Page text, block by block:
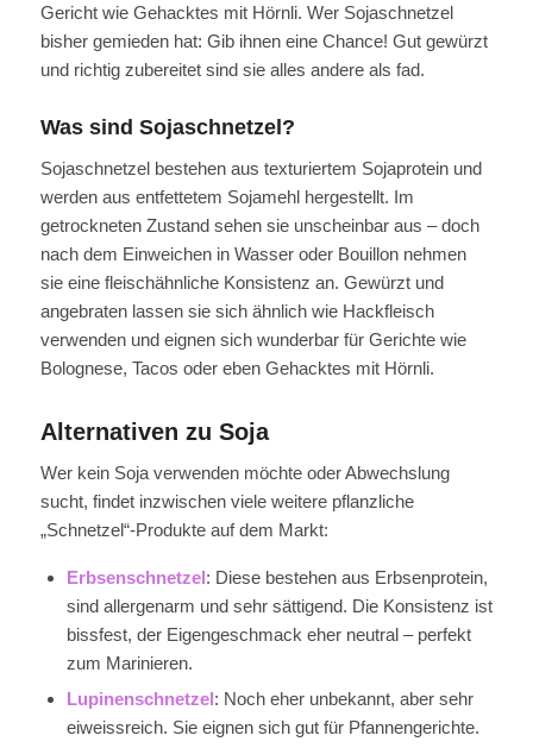
Gericht wie Gehacktes mit Hörnli. Wer Sojaschnetzel
bisher gemieden hat: Gib ihnen eine Chance! Gut gewürzt
und richtig zubereitet sind sie alles andere als fad.
Was sind Sojaschnetzel?
Sojaschnetzel bestehen aus texturiertem Sojaprotein und
werden aus entfettetem Sojamehl hergestellt. Im
getrockneten Zustand sehen sie unscheinbar aus – doch
nach dem Einweichen in Wasser oder Bouillon nehmen
sie eine fleischähnliche Konsistenz an. Gewürzt und
angebraten lassen sie sich ähnlich wie Hackfleisch
verwenden und eignen sich wunderbar für Gerichte wie
Bolognese, Tacos oder eben Gehacktes mit Hörnli.
Alternativen zu Soja
Wer kein Soja verwenden möchte oder Abwechslung
sucht, findet inzwischen viele weitere pflanzliche
„Schnetzel“-Produkte auf dem Markt:
Erbsenschnetzel: Diese bestehen aus Erbsenprotein,
sind allergenarm und sehr sättigend. Die Konsistenz ist
bissfest, der Eigengeschmack eher neutral – perfekt
zum Marinieren.
Lupinenschnetzel: Noch eher unbekannt, aber sehr
eiweissreich. Sie eignen sich gut für Pfannengerichte.